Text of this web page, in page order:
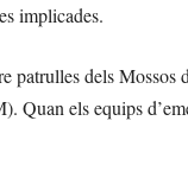
implicades.
patrulles dels
Quan els equips